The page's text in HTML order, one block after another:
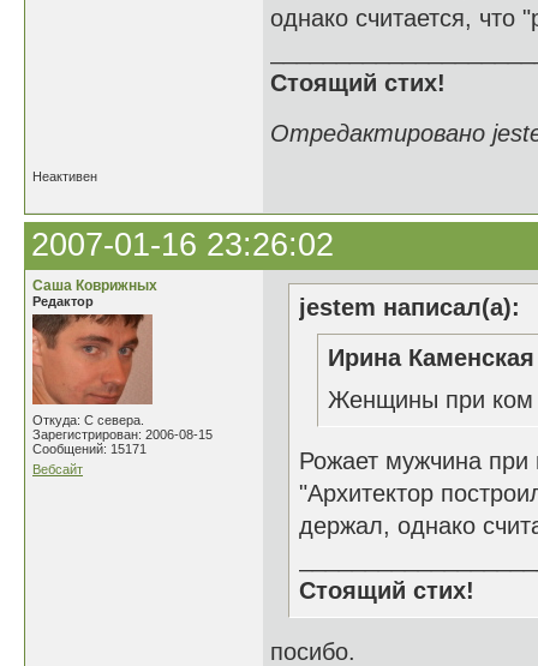
однако считается, что
Стоящий стих!
Отредактировано
Неактивен
2007-01-16 23:26:02
Саша Коврижных
Редактор
Откуда: С севера.
Зарегистрирован: 2006-08-15
Сообщений: 15171
Вебсайт
jestem написал(а):
Ирина
Женщины при ком
Рожает мужчина
"Архитектор
держал, однако
Стоящий стих!
посибо.